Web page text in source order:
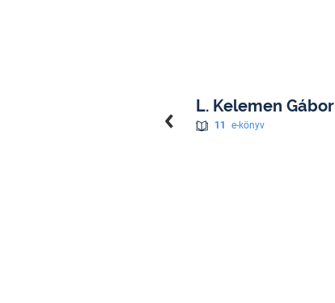
L. Kelemen Gábor
11 e-könyv